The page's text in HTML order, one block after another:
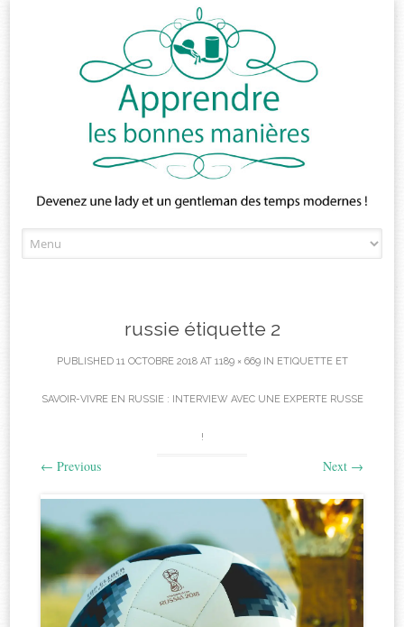
to
russie étiquette 2
PUBLISHED 11 OCTOBRE 2018AT 1189 × 669IN ETIQUETTE ET
SAVOIR-VIVRE EN RUSSIE : INTERVIEW AVEC UNE EXPERTE RUSSE
!
← Previous Next →